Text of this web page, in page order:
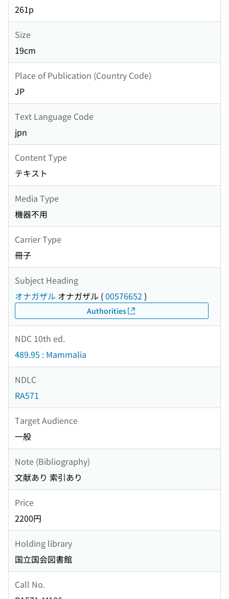
261p
Size
19cm
Place of Publication (Country Code)
JP
Text Language Code
jpn
Content Type
テキスト
Media Type
機器不用
Carrier Type
冊子
Subject Heading
オナガザル オナガザル (00576652 )
Authorities
NDC 10th ed.
489.95 : Mammalia
NDLC
RA571
Target Audience
一般
Note (Bibliography)
文献あり 索引あり
Price
2200円
Holding library
国立国会図書館
Call No.